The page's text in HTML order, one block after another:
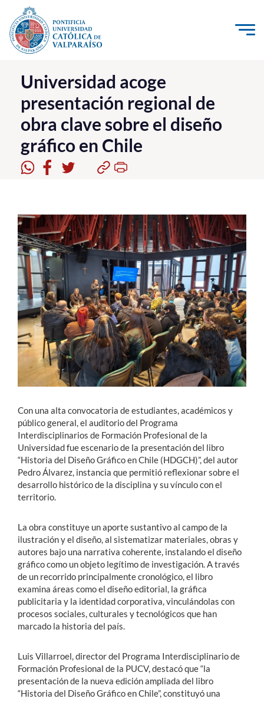
Click acá para ir directamente al contenido
La Universidad
Investigación, Creación e Innovación
PUCV Internacional
Vinculación con el Medio
Postgrado
Formación Continua
Estudiantes
Académicos
Funcionarios
Alumni
English
Universidad acoge
presentación regional de
obra clave sobre el diseño
gráfico en Chile
Con una alta convocatoria de estudiantes, académicos y
público general, el auditorio del Programa
Interdisciplinarios de Formación Profesional de la
Universidad fue escenario de la presentación del libro
“Historia del Diseño Gráfico en Chile (HDGCH)”, del autor
Pedro Álvarez, instancia que permitió reflexionar sobre el
desarrollo histórico de la disciplina y su vínculo con el
territorio.
La obra constituye un aporte sustantivo al campo de la
ilustración y el diseño, al sistematizar materiales, obras y
autores bajo una narrativa coherente, instalando el diseño
gráfico como un objeto legítimo de investigación. A través
de un recorrido principalmente cronológico, el libro
examina áreas como el diseño editorial, la gráfica
publicitaria y la identidad corporativa, vinculándolas con
procesos sociales, culturales y tecnológicos que han
marcado la historia del país.
Luis Villarroel, director del Programa Interdisciplinario de
Formación Profesional de la PUCV, destacó que “la
presentación de la nueva edición ampliada del libro
“Historia del Diseño Gráfico en Chile”, constituyó una